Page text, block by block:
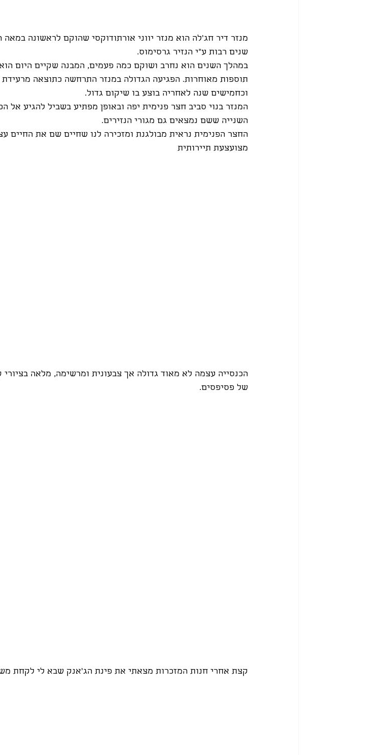
מנזר דיר חג'לה הוא מנזר יווני אורתודוקסי שהוקם לראשונה
שנים רבות ע"י הנזיר גרסימוס.
במהלך השנים הוא נחרב ושוקם כמה פעמים, המבנה שקיים היום
וכחמישים שנה לאחריה בוצע בו שיקום גדול.
המנזר בנוי סביב חצר פנימית יפה ובאופן מפתיע בשביל להגיע אל
השנייה ששם נמצאים גם מגורי הנזירים.
החצר הפנימית נראית מבולגנת ומזכירה לנו שחיים שם את החיים
מצועצעת תיירותית
הכנסייה עצמה לא מאוד גדולה אך צבעונית ומרשימה, מלאה
של פסיפסים.
קצת אחרי חנות המזכרות מצאתי את פינת הג'אנק שבא לי לקחת